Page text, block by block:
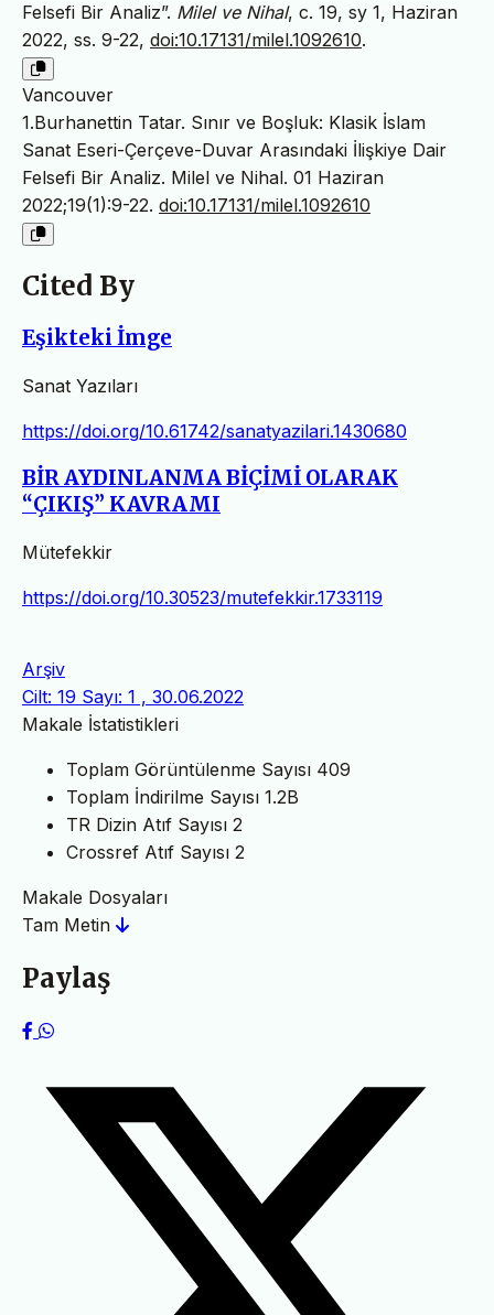
Felsefi Bir Analiz”. Milel ve Nihal, c. 19, sy 1, Haziran
2022, ss. 9-22, doi:10.17131/milel.1092610.
Vancouver
1.Burhanettin Tatar. Sınır ve Boşluk: Klasik İslam
Sanat Eseri-Çerçeve-Duvar Arasındaki İlişkiye Dair
Felsefi Bir Analiz. Milel ve Nihal. 01 Haziran
2022;19(1):9-22. doi:10.17131/milel.1092610
Cited By
Eşikteki İmge
Sanat Yazıları
https://doi.org/10.61742/sanatyazilari.1430680
BİR AYDINLANMA BİÇİMİ OLARAK
“ÇIKIŞ” KAVRAMI
Mütefekkir
https://doi.org/10.30523/mutefekkir.1733119
Arşiv
Cilt: 19 Sayı: 1 , 30.06.2022
Makale İstatistikleri
Toplam Görüntülenme Sayısı 409
Toplam İndirilme Sayısı 1.2B
TR Dizin Atıf Sayısı 2
Crossref Atıf Sayısı 2
Makale Dosyaları
Tam Metin
Paylaş